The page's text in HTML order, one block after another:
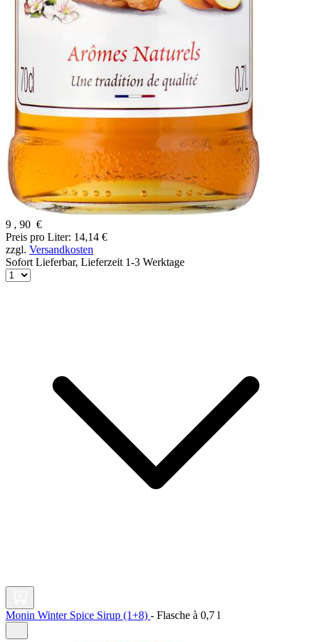
9 , 90 €
Preis pro Liter: 14,14 €
zzgl. Versandkosten
Sofort Lieferbar, Lieferzeit 1-3 Werktage
Monin Winter Spice Sirup (1+8) - Flasche à 0,7 l